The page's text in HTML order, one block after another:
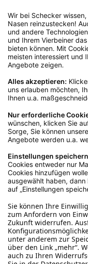
VECTAVIS
Weanafeeda
Sofort verfügbar,
113,99 €*
Ins Körbchen